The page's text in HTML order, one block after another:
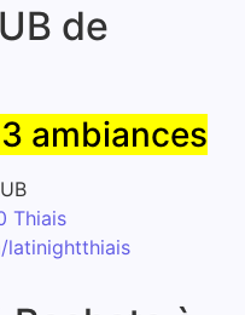
de
ambiances
Thiais
latinightthiais